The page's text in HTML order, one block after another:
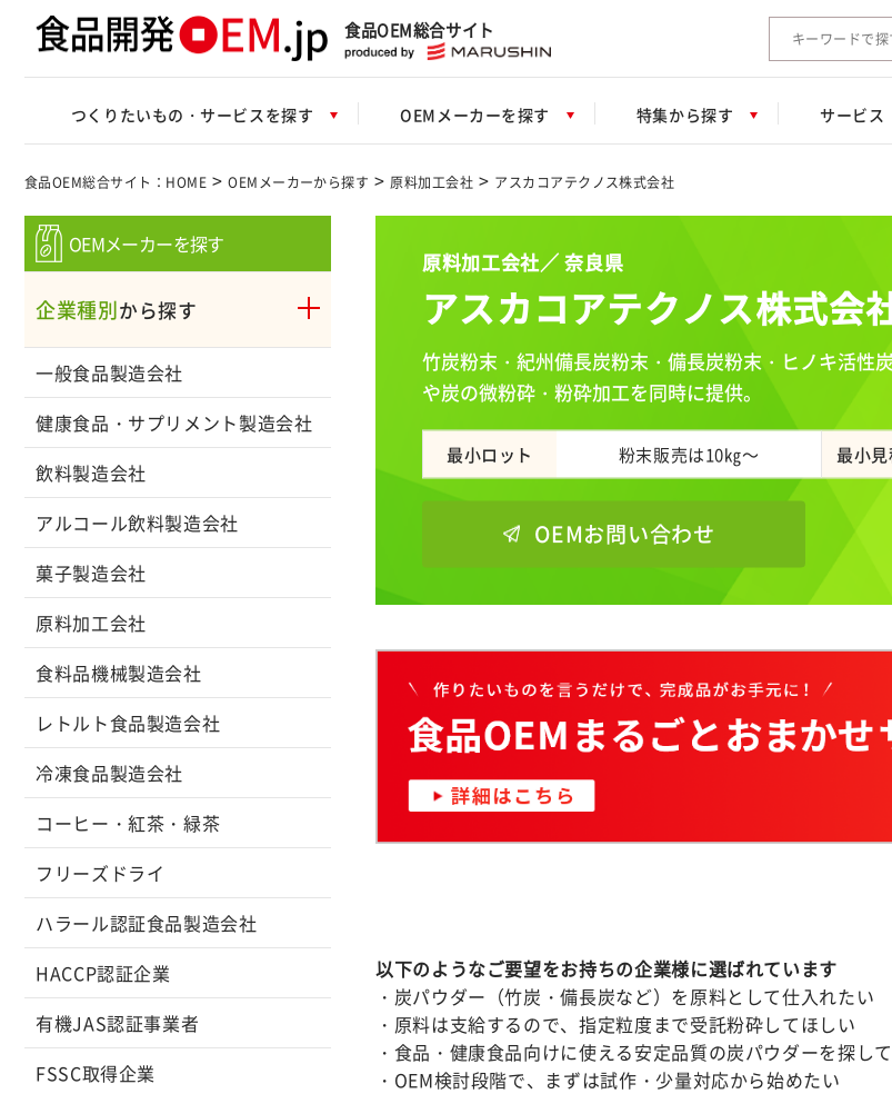
食品OEM総合サイト
検索キーワー
つくりたいもの・サービスを探す OEMメーカーを探す 特集から探す サービス
食品OEM総合サイト：HOME >OEMメーカーから探す >原料加工会社 > アスカコアテクノス株式会社
OEMメーカーを探す
企業種別から探す
一般食品製造会社
健康食品・サプリメント製造会社
飲料製造会社
アルコール飲料製造会社
菓子製造会社
原料加工会社
食料品機械製造会社
レトルト食品製造会社
冷凍食品製造会社
コーヒー・紅茶・緑茶
フリーズドライ
ハラール認証食品製造会社
HACCP認証企業
有機JAS認証事業者
FSSC取得企業
原料加工会社／ 奈良県
アスカコアテクノス株式会
竹炭粉末・紀州備長炭粉末・備長炭粉末・ヒノキ活性
や炭の微粉砕・粉砕加工を同時に提供。
最小ロット 粉末販売は10㎏～ 最小
OEMお問い合わせ
以下のようなご要望をお持ちの企業様に選ばれています
・炭パウダー（竹炭・備長炭など）を原料として仕入れたい
・原料は支給するので、指定粒度まで受託粉砕してほしい
・食品・健康食品向けに使える安定品質の炭パウダーを探し
・OEM検討段階で、まずは試作・少量対応から始めたい